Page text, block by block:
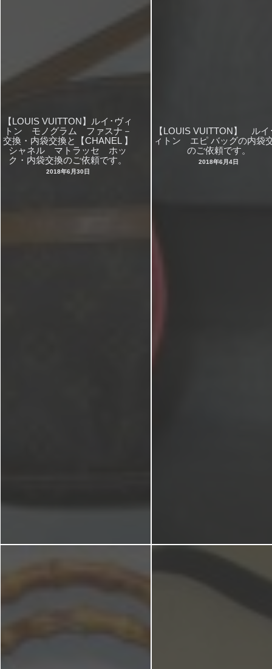
【LOUIS VUITTON】ルイ･ヴィ
トン モノグラム ファスナ－
交換・内袋交換と【CHANEL 】
シャネル マトラッセ ホッ
ク・内袋交換のご依頼です。
2018年6月30日
【LOUIS VUITTON】 ルイ
ィトン エピ バッグの内袋
のご依頼です。
2018年6月4日